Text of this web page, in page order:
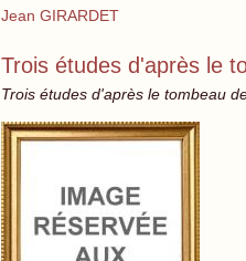
Jean GIRARDET
Trois études d'après le
Trois études d'après le tombeau